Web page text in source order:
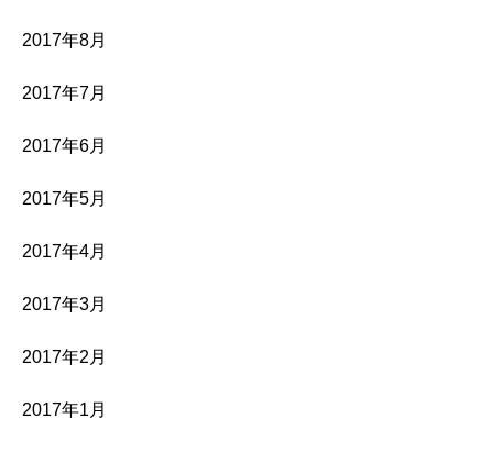
2017年8月
2017年7月
2017年6月
2017年5月
2017年4月
2017年3月
2017年2月
2017年1月